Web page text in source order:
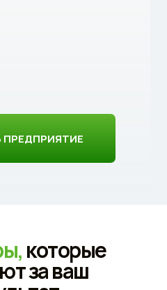
которые
за ваш